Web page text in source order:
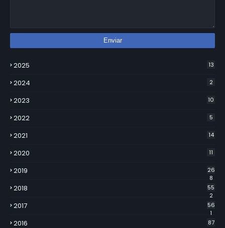
2025 13
2024 2
2023 10
2022 5
2021 14
2020 11
2019
26
8
2018
55
2
2017
56
1
2016
87